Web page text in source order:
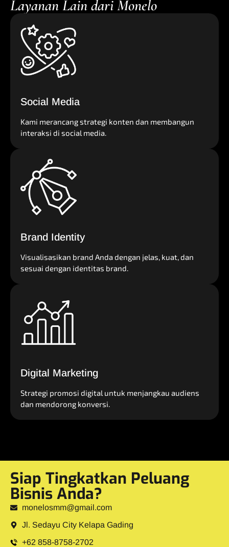
Layanan Lain dari Monelo
Social Media
Kami merancang strategi konten dan membangun
interaksi di social media.
Brand Identity
Visualisasikan brand Anda dengan jelas, kuat, dan
sesuai dengan identitas brand.
Digital Marketing
Strategi promosi digital untuk menjangkau audiens
dan mendorong konversi.
Siap Tingkatkan Peluang
Bisnis Anda?
monelosmm@gmail.com
Jl. Sedayu City Kelapa Gading
+62 858-8758-2702